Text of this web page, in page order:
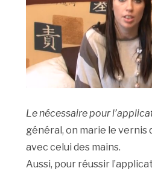
Le nécessaire pour
général, on marie le vernis
avec celui des mains.
Aussi, pour réussir